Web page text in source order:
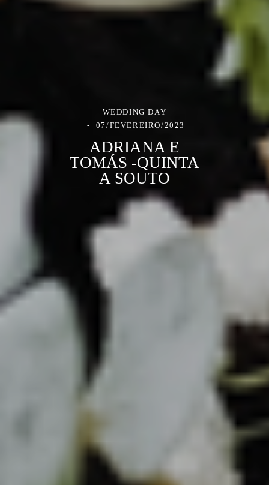
WEDDING DAY
07/FEVEREIRO/2023
ADRIANA E
TOMÁS -QUINTA
A SOUTO